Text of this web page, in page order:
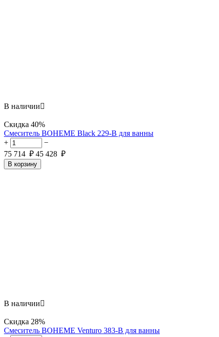
В наличии
Скидка 40%
Смеситель BOHEME Black 229-B для ванны
+
−
75 714 ₽ 45 428 ₽
В корзину
В наличии
Скидка 28%
Смеситель BOHEME Venturo 383-B для ванны